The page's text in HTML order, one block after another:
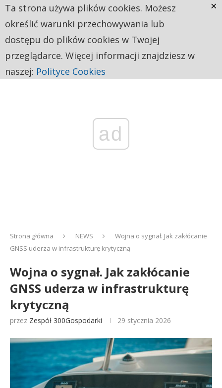
ad
Strona główna NEWS
Wojna o sygnał. Jak zakłócanie
GNSS uderza w infrastrukturę krytyczną
Wojna o sygnał. Jak zakłócanie
GNSS uderza w infrastrukturę
krytyczną
przez Zespół 300Gospodarki 29 stycznia 2026
Ta strona używa plików cookies. Możesz
określić warunki przechowywania lub
dostępu do plików cookies w Twojej
przeglądarce. Więcej informacji znajdziesz w
naszej: Polityce Cookies
×